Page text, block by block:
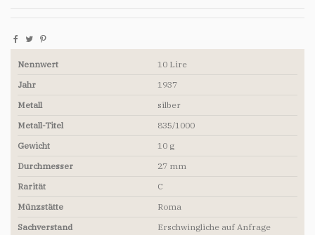
Nennwert
10 Lire
Jahr
1937
Metall
silber
Metall-Titel
835/1000
Gewicht
10 g
Durchmesser
27 mm
Rarität
C
Münzstätte
Roma
Sachverstand
Erschwingliche auf Anfrage